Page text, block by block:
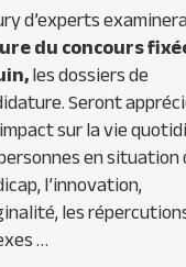
d’experts
du concours
les dossiers de
Seront
sur la vie
en situation
l’innovation,
les
…